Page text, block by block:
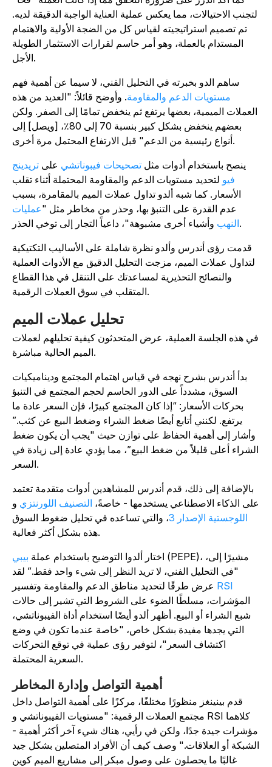
لتجنب الاحتيالات، مما يعكس عملية العناية الواجبة الدقيقة لديه.
تم تصميم استراتيجيته لقياس كل من الضجة الأولية والاهتمام
المستدام بالعملة، وهو أمر حاسم لقرارات الاستثمار الطويلة
ساهم الدو بخبرته في التحليل الفني، لا سيما عن أهمية فهم
مستويات الدعم والمقاومة. وأوضح قائلاً: "العديد من هذه
العملات الميمية، بعضها يرتفع ثم ينخفض تمامًا إلى الصفر. ولكن
بعضهم ينخفض بشكل كبير بنسبة 70 إلى 80٪، [ويصل] إلى
ينصح باستخدام أدوات مثلتصحيحات فيبوناتشيعلىتريدينج
لتحديد مستويات الدعم والمقاومة المحتملة أثناء تقلب
الأسعار. كما شبه ألدو تداول عملات الميم بالمقامرة، بسبب
عدم القدرة على التنبؤ بها، وحذر من مخاطر مثل "عمليات
النهب
قدمت رؤى أندرس وألدو نظرة شاملة على الأساليب التكتيكية
لتداول عملات الميم، مزجت التحليل الدقيق مع الأدوات العملية
والنصائح التحذيرية لمساعدتك على التنقل في هذا القطاع
تحليل عملات الميم
هذه الجلسة العملية، عرض المتحدثون كيفية تحليلهم لعملات
بدأ أندرس بشرح نهجه في قياس اهتمام المجتمع وديناميكيات
السوق، مشدداً على الدور الحاسم لحجم المجتمع في التنبؤ
بحركات الأسعار: “إذا كان المجتمع كبيرًا، فإن السعر عادة ما
يرتفع. لكنني أتابع أيضًا ضغط الشراء وضغط البيع عن كثب.”
وأشار إلى أهمية الحفاظ على توازن حيث "يجب أن يكون ضغط
أعلى قليلاً من ضغط البيع”، مما يؤدي عادة إلى زيادة في
بالإضافة إلى ذلك، قدم أندرس للمشاهدين أدوات متقدمة تعتمد
الذكاء الاصطناعي يستخدمها - خاصةً،التصنيف اللورنتزيو
اللوجستية الإصدار 3 ، والتي تساعده في تحليل ضغوط السوق
اختار ألدوا التوضيح باستخدام عملةبيبي
(PEPE)، مشيرًا إلى،
"في التحليل الفني، لا تريد النظر إلى شيء واحد فقط.” لقد
عرض طرقًا لتحديد مناطق الدعم والمقاومة وتفسيرRSI
المؤشرات، مسلطًا الضوء على الشروط التي تشير إلى حالات
شبع الشراء أو البيع. أظهر ألدو أيضًا استخدام أداة الفيبوناتشي،
التي يجدها مفيدة بشكل خاص، "خاصة عندما تكون في وضع
اكتشاف السعر"، لتوفير رؤى عملية في توقع التحركات
أهمية التواصل وإدارة المخاطر
قدم بينينغز منظورًا مختلفًا، مركزًا على أهمية التواصل داخل
مجتمع العملات الرقمية: "مستويات الفيبوناتشي و RSI كلاهما
مؤشرات جيدة جدًا، ولكن في رأيي، هناك شيء آخر أكثر أهمية -
أو العلاقات." وصف كيف أن الأفراد المتصلين بشكل جيد
غالبًا ما يحصلون على وصول مبكر إلى مشاريع الميم كوين